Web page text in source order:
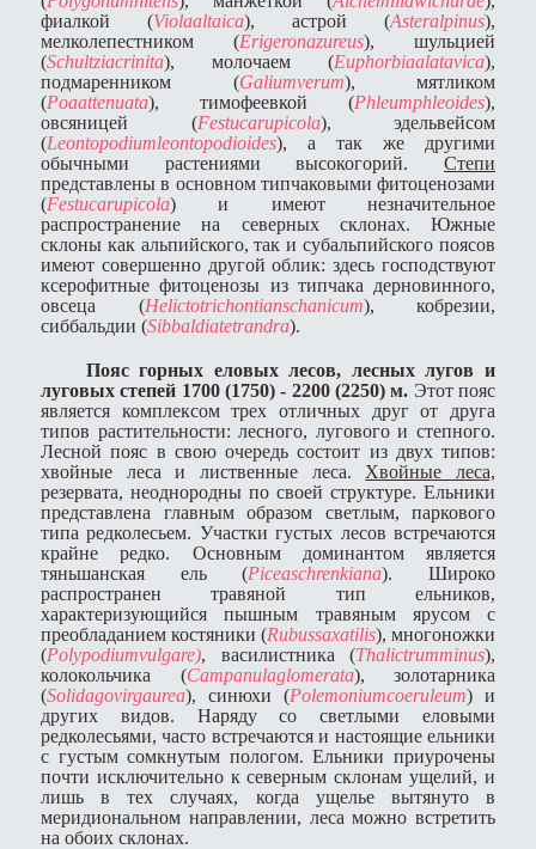
фиалкой (Violaaltaica), астрой (Asteralpinus),
мелколепестником (Erigeronazureus), шульцией
(Schultziacrinita), молочаем (Euphorbiaalatavica),
подмаренником (Galiumverum), мятликом
(Poaattenuata), тимофеевкой (Phleumphleoides),
овсяницей (Festucarupicola), эдельвейсом
(Leontopodiumleontopodioides), а так же другими
обычными растениями высокогорий. Степи
представлены в основном типчаковыми фитоценозами
(Festucarupicola) и имеют незначительное
распространение на северных склонах. Южные
склоны как альпийского, так и субальпийского поясов
имеют совершенно другой облик: здесь господствуют
ксерофитные фитоценозы из типчака дерновинного,
овсеца (Helictotrichontianschanicum), кобрезии,
сиббальдии (Sibbaldiatetrandra).
Пояс горных еловых лесов, лесных лугов и
луговых степей 1700 (1750) - 2200 (2250) м. Этот пояс
является комплексом трех отличных друг от друга
типов растительности: лесного, лугового и степного.
Лесной пояс в свою очередь состоит из двух типов:
хвойные леса и лиственные леса. Хвойные леса,
резервата, неоднородны по своей структуре. Ельники
представлена главным образом светлым, паркового
типа редколесьем. Участки густых лесов встречаются
крайне редко. Основным доминантом является
тяньшанская ель (Piceaschrenkiana). Широко
распространен травяной тип ельников,
характеризующийся пышным травяным ярусом с
преобладанием костяники (Rubussaxatilis), многоножки
(Polypodiumvulgare), василистника (Thalictrumminus),
колокольчика (Campanulaglomerata), золотарника
(Solidagovirgaurea), синюхи (Polemoniumcoeruleum) и
других видов. Наряду со светлыми еловыми
редколесьями, часто встречаются и настоящие ельники
с густым сомкнутым пологом. Ельники приурочены
почти исключительно к северным склонам ущелий, и
лишь в тех случаях, когда ущелье вытянуто в
меридиональном направлении, леса можно встретить
на обоих склонах.